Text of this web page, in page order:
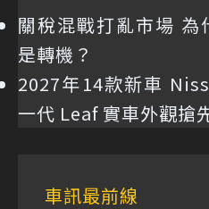
關稅混戰打亂市場
是轉機？
2027年14款新車
一代 Leaf 實車外觀搶
車訊最前線